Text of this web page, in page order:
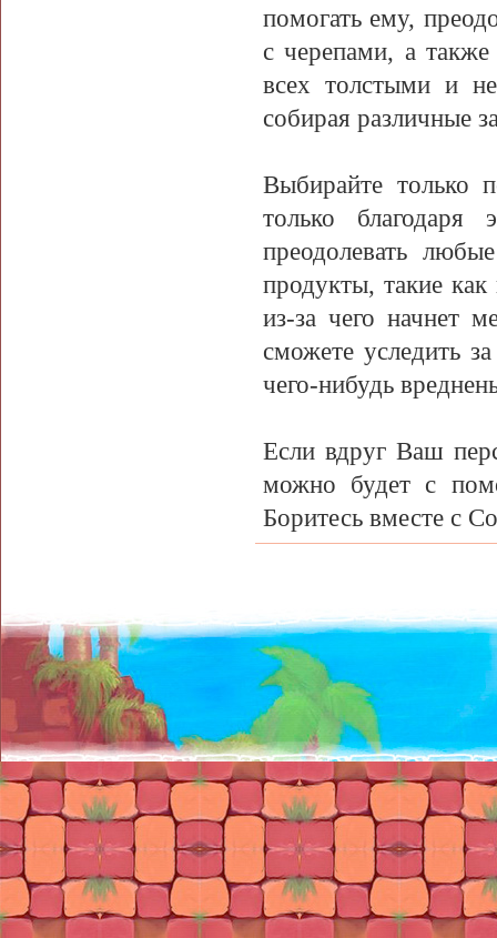
помогать ему,
с черепами, а
всех толстыми и
собирая различные
Выбирайте только
только
преодолевать
продукты, такие как
из-за чего начнет
сможете уследить
чего-нибудь
Если вдруг Ваш
можно будет с
Боритесь вместе с